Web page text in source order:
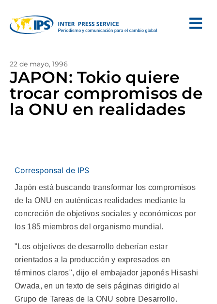
22 de mayo, 1996
JAPON: Tokio quiere
trocar compromisos de
la ONU en realidades
Corresponsal de IPS
Japón está buscando transformar los compromisos
de la ONU en auténticas realidades mediante la
concreción de objetivos sociales y económicos por
los 185 miembros del organismo mundial.
"Los objetivos de desarrollo deberían estar
orientados a la producción y expresados en
términos claros", dijo el embajador japonés Hisashi
Owada, en un texto de seis páginas dirigido al
Grupo de Tareas de la ONU sobre Desarrollo.